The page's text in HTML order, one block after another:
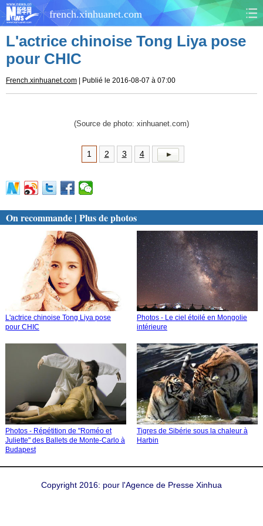
french.xinhuanet.com
CHINE MONDE
SCI&TECH PLANÈTE
TOURISME
DOSSIERS
VIDÉOS
L'actrice chinoise Tong Liya pose
pour CHIC
French.xinhuanet.com | Publié le 2016-08-07 à 07:00
(Source de photo: xinhuanet.com)
1 2 3 4
On recommande | Plus de photos
L'actrice chinoise Tong Liya pose
pour CHIC
Photos - Le ciel étoilé en Mongolie
intérieure
Photos - Répétition de "Roméo et
Juliette" des Ballets de Monte-Carlo à
Budapest
Tigres de Sibérie sous la chaleur à
Harbin
Copyright 2016: pour l'Agence de Presse Xinhua